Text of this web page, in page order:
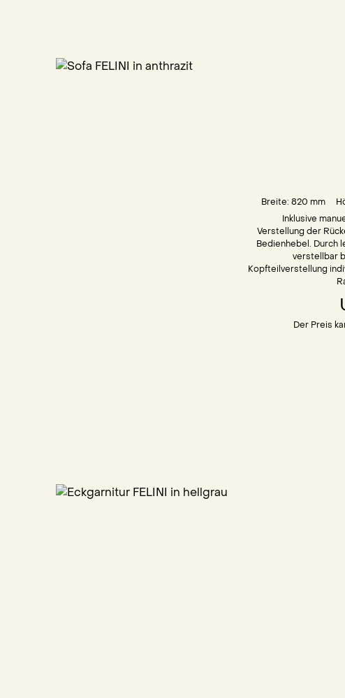
Breite: 820 mm
Inklusive
Verstellung der
Bedienhebel. Durch
verstellbar
Kopfteilverstellung
Der Preis